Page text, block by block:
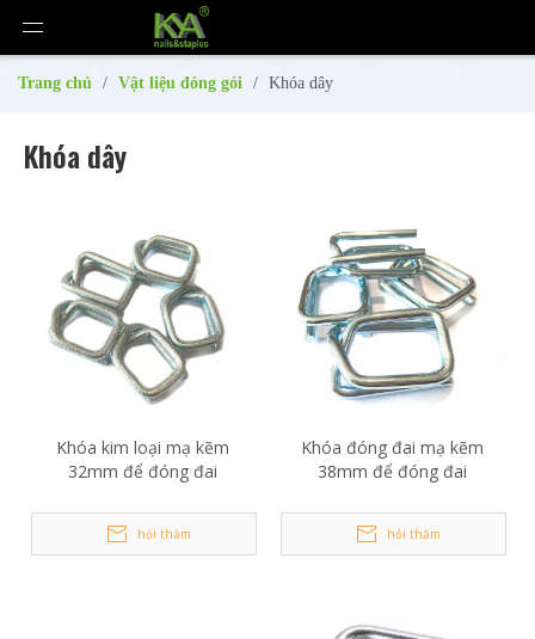
Trang chủ / Vật liệu đóng gói / Khóa dây
Khóa dây
Khóa kim loại mạ kẽm
32mm để đóng đai
hỏi thăm
Khóa đóng đai mạ kẽm
38mm để đóng đai
hỏi thăm